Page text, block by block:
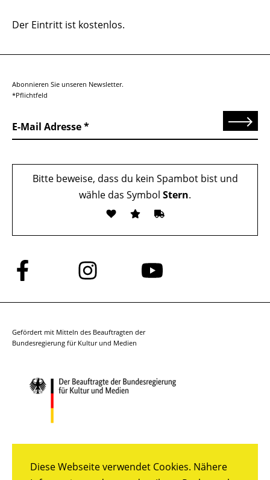
Diese Webseite verwendet Cookies. Nähere
Der Eintritt ist kostenlos.
Abonnieren Sie unseren Newsletter.
*Pflichtfeld
E-Mail Adresse Senden
Bitte beweise, dass du kein Spambot bist und
wähle das Symbol Stern.
Folge
uns
auf
Folge
uns
auf
Folge
auf
Gefördert mit Mitteln des Beauftragten der
Bundesregierung für Kultur und Medien